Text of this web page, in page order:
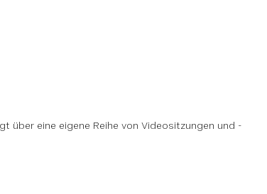
über eine eigene Reihe von Videositzungen und -